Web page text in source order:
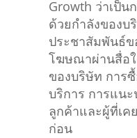
Growth ว่าเป็น
ด้วยกําลังของบ
ประชาสัมพันธ์
โฆษณาผ่านสื่อใ
ของบริษัท การ
บริการ การแน
ลูกค้าและผู้ที่เค
ก่อน